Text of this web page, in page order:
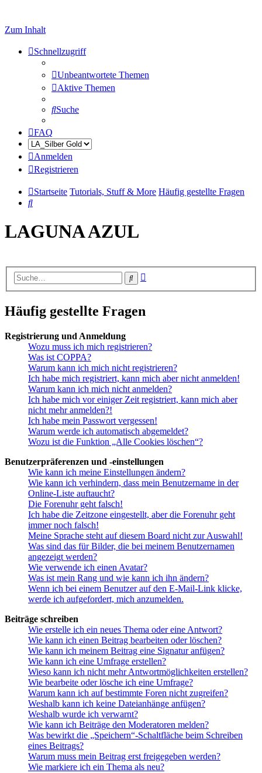
Zum Inhalt
Schnellzugriff
Unbeantwortete Themen
Aktive Themen
Suche
FAQ
Anmelden
Registrieren
Startseite Tutorials, Stuff & More Häufig gestellte Fragen
Suche
LAGUNA AZUL
Suche
Häufig gestellte Fragen
Registrierung und Anmeldung
Wozu muss ich mich registrieren?
Was ist COPPA?
Warum kann ich mich nicht registrieren?
Ich habe mich registriert, kann mich aber nicht anmelden!
Warum kann ich mich nicht anmelden?
Ich habe mich vor einiger Zeit registriert, kann mich aber
nicht mehr anmelden?!
Ich habe mein Passwort vergessen!
Warum werde ich automatisch abgemeldet?
Wozu ist die Funktion „Alle Cookies löschen“?
Benutzerpräferenzen und -einstellungen
Wie kann ich meine Einstellungen ändern?
Wie kann ich verhindern, dass mein Benutzername in der
Online-Liste auftaucht?
Die Forenuhr geht falsch!
Ich habe die Zeitzone eingestellt, aber die Forenuhr geht
immer noch falsch!
Meine Sprache steht auf diesem Board nicht zur Auswahl!
Was sind das für Bilder, die bei meinem Benutzernamen
angezeigt werden?
Wie verwende ich einen Avatar?
Was ist mein Rang und wie kann ich ihn ändern?
Wenn ich bei einem Benutzer auf den E-Mail-Link klicke,
werde ich aufgefordert, mich anzumelden.
Beiträge schreiben
Wie erstelle ich ein neues Thema oder eine Antwort?
Wie kann ich einen Beitrag bearbeiten oder löschen?
Wie kann ich meinem Beitrag eine Signatur anfügen?
Wie kann ich eine Umfrage erstellen?
Wieso kann ich nicht mehr Antwortmöglichkeiten erstellen?
Wie bearbeite oder lösche ich eine Umfrage?
Warum kann ich auf bestimmte Foren nicht zugreifen?
Weshalb kann ich keine Dateianhänge anfügen?
Weshalb wurde ich verwarnt?
Wie kann ich Beiträge den Moderatoren melden?
Was bewirkt die „Speichern“-Schaltfläche beim Schreiben
eines Beitrags?
Warum muss mein Beitrag erst freigegeben werden?
Wie markiere ich ein Thema als neu?